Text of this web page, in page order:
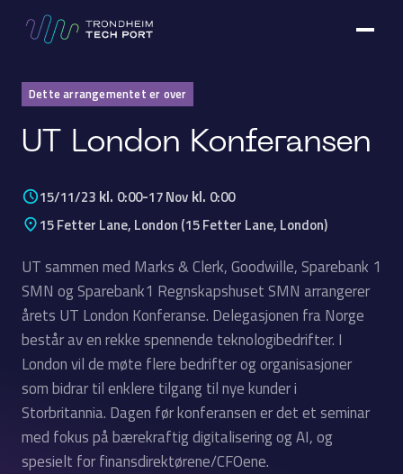
Dette arrangementet er over
UT London Konferansen
15/11/23 kl. 0:00-17 Nov kl. 0:00
15 Fetter Lane, London (15 Fetter Lane, London)
UT sammen med Marks & Clerk, Goodwille, Sparebank 1
SMN og Sparebank1 Regnskapshuset SMN arrangerer
årets UT London Konferanse. Delegasjonen fra Norge
består av en rekke spennende teknologibedrifter. I
London vil de møte flere bedrifter og organisasjoner
som bidrar til enklere tilgang til nye kunder i
Storbritannia. Dagen før konferansen er det et seminar
med fokus på bærekraftig digitalisering og AI, og
spesielt for finansdirektørene/CFOene.